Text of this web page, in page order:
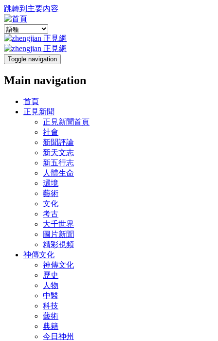
跳轉到主要內容
Toggle navigation
Main navigation
首頁
正見新聞
正見新聞首頁
社會
新聞評論
新天文志
新五行志
人體生命
環境
藝術
文化
考古
大千世界
圖片新聞
精彩視頻
神傳文化
神傳文化
歷史
人物
中醫
科技
藝術
典籍
今日神州